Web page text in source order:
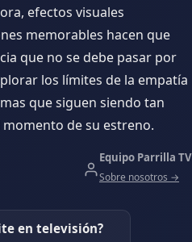
efectos visuales
memorables hacen que
que no se debe pasar por
los límites de la empatía
que siguen siendo tan
de su estreno.
Equipo Parrilla TV
Sobre nosotros →
en televisión?